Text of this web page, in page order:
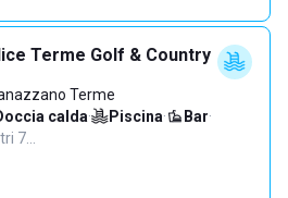
Terme Golf & Country
Terme
calda· Piscina· Bar·
7…